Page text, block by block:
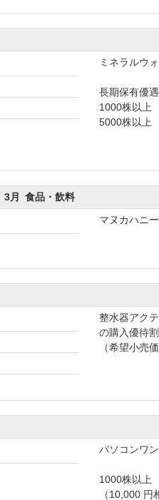
ミネラルウ
長期保有優
1000株以上
5000株以上
3月 食品・飲料
マヌカハニ
整水器アク
の購入優待
（希望小売
パソコンワ
1000株以上
（10,000